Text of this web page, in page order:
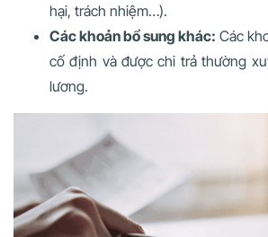
hại, trách nhiệm…).
Các khoản bổ sung khác: Các
cố định và được chi trả thường
lương.